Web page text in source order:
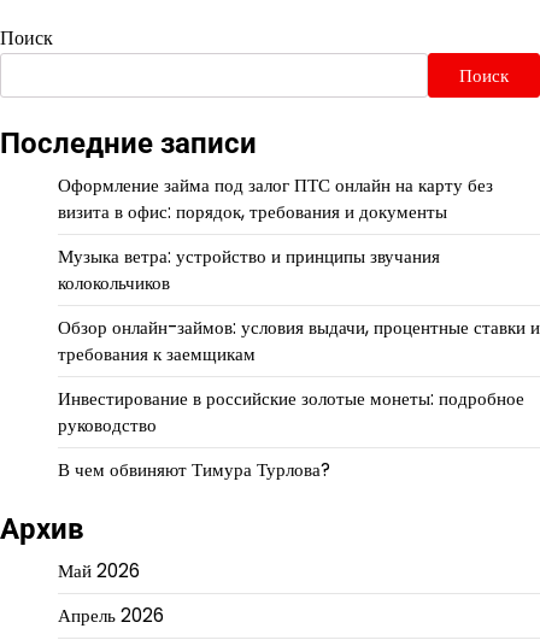
Поиск
Поиск
Последние записи
Оформление займа под залог ПТС онлайн на карту без
визита в офис: порядок, требования и документы
Музыка ветра: устройство и принципы звучания
колокольчиков
Обзор онлайн-займов: условия выдачи, процентные ставки и
требования к заемщикам
Инвестирование в российские золотые монеты: подробное
руководство
В чем обвиняют Тимура Турлова?
Архив
Май 2026
Апрель 2026